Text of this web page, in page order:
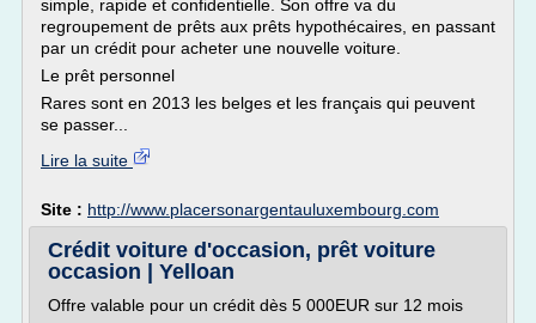
simple, rapide et confidentielle. Son offre va du
regroupement de prêts aux prêts hypothécaires, en passant
par un crédit pour acheter une nouvelle voiture.
Le prêt personnel
Rares sont en 2013 les belges et les français qui peuvent
se passer...
Lire la suite
Site : http://www.placersonargentauluxembourg.com
Crédit voiture d'occasion, prêt voiture
occasion | Yelloan
Offre valable pour un crédit dès 5 000EUR sur 12 mois